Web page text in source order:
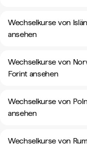
Wechselkurse von
ansehen
Wechselkurse von
Forint ansehen
Wechselkurse von
ansehen
Wechselkurse von